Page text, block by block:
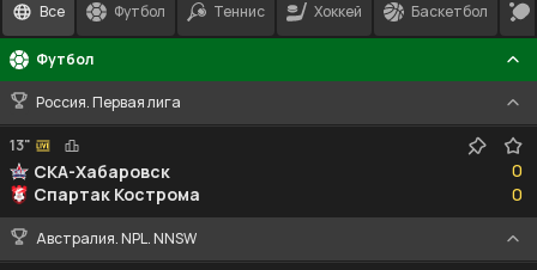
Все Футбол Теннис Хоккей Баскетбол
Футбол
Россия. Первая лига
13"
СКА-Хабаровск
Спартак Кострома
0
0
0
0
Австралия. NPL. NNSW